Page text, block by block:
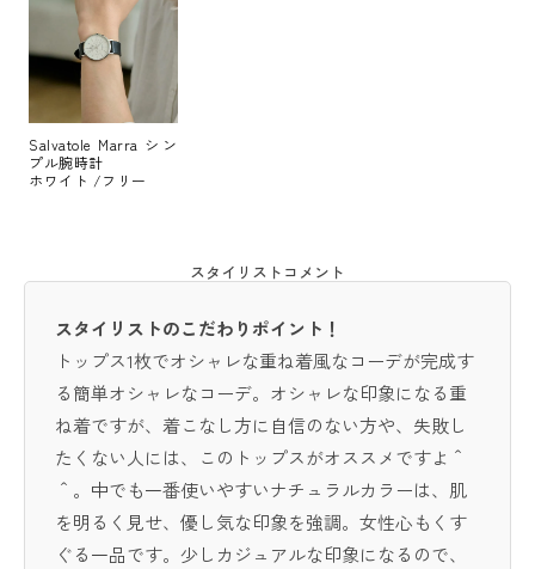
Salvatole Marra シン
プル腕時計
ホワイト /フリー
スタイリストコメント
スタイリストのこだわりポイント！
トップス1枚でオシャレな重ね着風なコーデが完成す
る簡単オシャレなコーデ。オシャレな印象になる重
ね着ですが、着こなし方に自信のない方や、失敗し
たくない人には、このトップスがオススメですよ＾
＾。中でも一番使いやすいナチュラルカラーは、肌
を明るく見せ、優し気な印象を強調。女性心もくす
ぐる一品です。少しカジュアルな印象になるので、